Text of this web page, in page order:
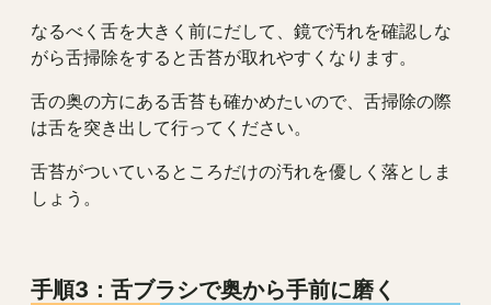
なるべく舌を大きく前にだして、鏡で汚れを確認しな
がら舌掃除をすると舌苔が取れやすくなります。
舌の奥の方にある舌苔も確かめたいので、舌掃除の際
は舌を突き出して行ってください。
舌苔がついているところだけの汚れを優しく落としま
しょう。
手順3：舌ブラシで奥から手前に磨く